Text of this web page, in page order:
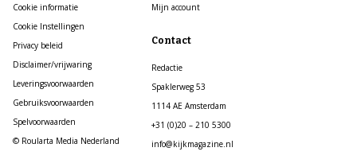
Cookie informatie
Cookie Instellingen
Privacy beleid
Disclaimer/vrijwaring
Leveringsvoorwaarden
Gebruiksvoorwaarden
Spelvoorwaarden
© Roularta Media Nederland
Mijn account
Contact
Redactie
Spaklerweg 53
1114 AE Amsterdam
+31 (0)20 – 210 5300
info@kijkmagazine.nl